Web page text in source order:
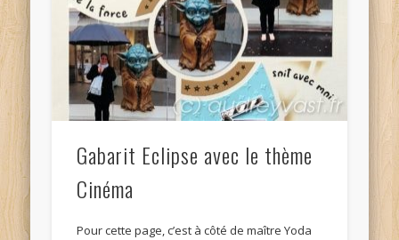
Gabarit Eclipse avec le thème
Cinéma
Pour cette page, c’est à côté de maître Yoda